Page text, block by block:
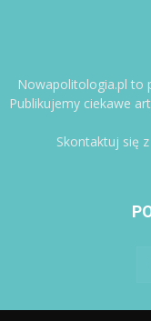
Nowapolitologia.pl to
Publikujemy ciekawe
Skontaktuj się